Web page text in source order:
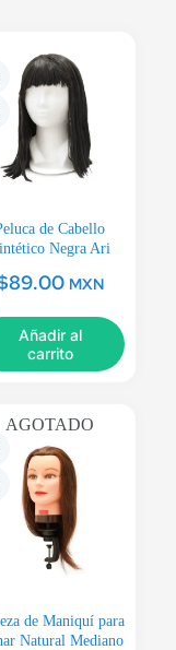
de Cabello
Negra Ari
89.00 MXN
Añadir al
carrito
AGOTADO
de Maniquí para
Natural Mediano